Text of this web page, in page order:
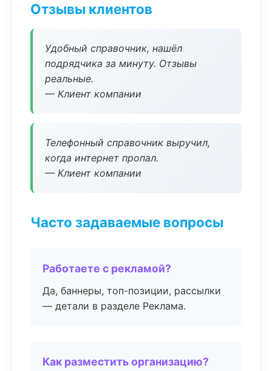
Отзывы клиентов
Удобный справочник, нашёл
подрядчика за минуту. Отзывы
реальные.
— Клиент компании
Телефонный справочник выручил,
когда интернет пропал.
— Клиент компании
Часто задаваемые вопросы
Работаете с рекламой?
Да, баннеры, топ-позиции, рассылки
— детали в разделе Реклама.
Как разместить организацию?